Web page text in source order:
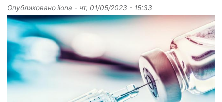
Опубликовано ilona - чт, 01/05/2023 - 15:33